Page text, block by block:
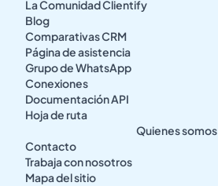
La Comunidad Clientify
Blog
Comparativas CRM
Página de asistencia
Grupo de WhatsApp
Conexiones
Documentación API
Hoja de ruta
Quienes somos
Contacto
Trabaja con nosotros
Mapa del sitio